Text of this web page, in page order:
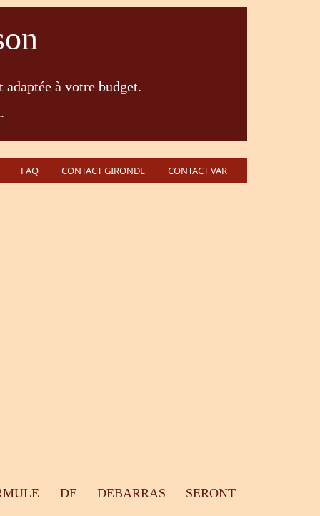
à votre budget.
FAQ CONTACT GIRONDE CONTACT VAR
DE DEBARRAS SERONT